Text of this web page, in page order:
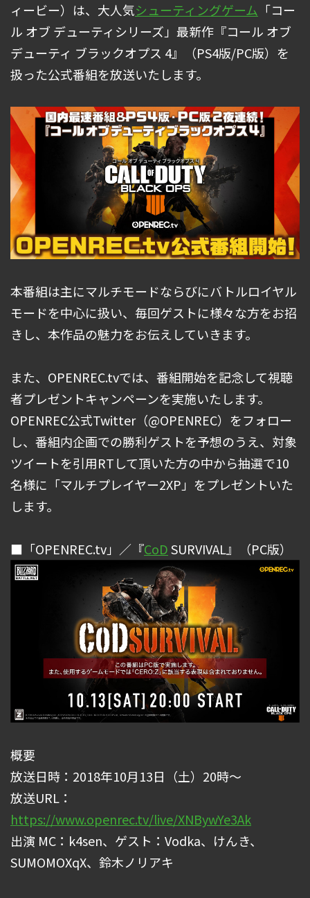
ィービー）は、大人気シューティングゲーム 「コー
ル オブ デューティシリーズ」最新作『コール オブ
デューティ ブラックオプス 4』（PS4版/PC版）を
扱った公式番組を放送いたします。
本番組は主にマルチモードならびにバトルロイヤル
モードを中心に扱い、毎回ゲストに様々な方をお招
きし、本作品の魅力をお伝えしていきます。
また、OPENREC.tvでは、番組開始を記念して視聴
者プレゼントキャンペーンを実施いたします。
OPENREC公式Twitter（@OPENREC）をフォロー
し、番組内企画での勝利ゲストを予想のうえ、対象
ツイートを引用RTして頂いた方の中から抽選で10
名様に「マルチプレイヤー2XP」をプレゼントいた
します。
■「OPENREC.tv」／『CoDSURVIVAL』（PC版）
概要
放送日時：2018年10月13日（土）20時～
放送URL：
https://www.openrec.tv/live/XNBywYe3Ak
出演 MC：k4sen、ゲスト：Vodka、けんき、
SUMOMOXqX、鈴木ノリアキ